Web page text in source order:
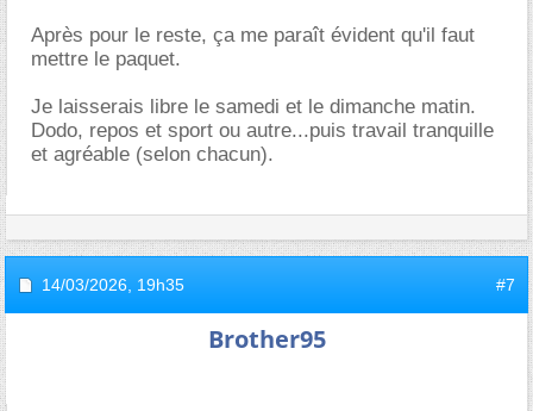
Après pour le reste, ça me paraît évident qu'il faut
mettre le paquet.
Je laisserais libre le samedi et le dimanche matin.
Dodo, repos et sport ou autre...puis travail tranquille
et agréable (selon chacun).
14/03/2026, 19h35 #7
Brother95